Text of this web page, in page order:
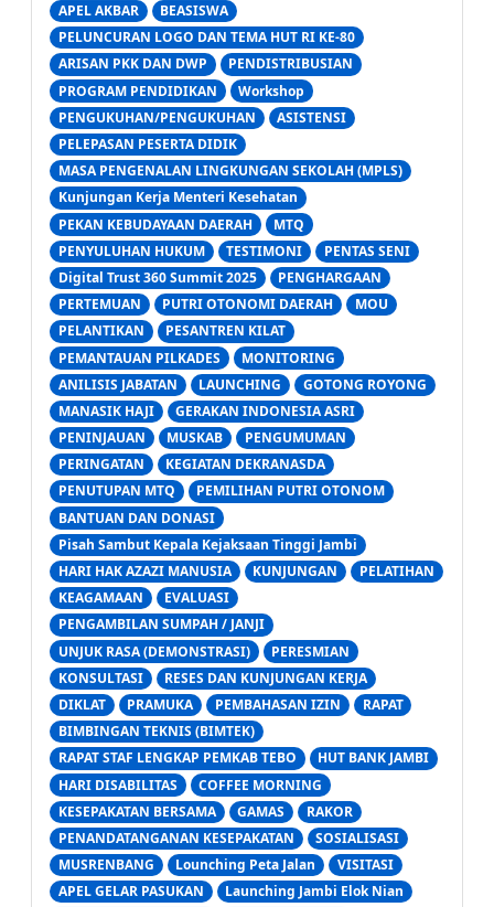
APEL AKBAR
BEASISWA
PELUNCURAN LOGO DAN TEMA HUT RI KE-80
ARISAN PKK DAN DWP
PENDISTRIBUSIAN
PROGRAM PENDIDIKAN
Workshop
PENGUKUHAN/PENGUKUHAN
ASISTENSI
PELEPASAN PESERTA DIDIK
MASA PENGENALAN LINGKUNGAN SEKOLAH (MPLS)
Kunjungan Kerja Menteri Kesehatan
PEKAN KEBUDAYAAN DAERAH
MTQ
PENYULUHAN HUKUM
TESTIMONI
PENTAS SENI
Digital Trust 360 Summit 2025
PENGHARGAAN
PERTEMUAN
PUTRI OTONOMI DAERAH
MOU
PELANTIKAN
PESANTREN KILAT
PEMANTAUAN PILKADES
MONITORING
ANILISIS JABATAN
LAUNCHING
GOTONG ROYONG
MANASIK HAJI
GERAKAN INDONESIA ASRI
PENINJAUAN
MUSKAB
PENGUMUMAN
PERINGATAN
KEGIATAN DEKRANASDA
PENUTUPAN MTQ
PEMILIHAN PUTRI OTONOM
BANTUAN DAN DONASI
Pisah Sambut Kepala Kejaksaan Tinggi Jambi
HARI HAK AZAZI MANUSIA
KUNJUNGAN
PELATIHAN
KEAGAMAAN
EVALUASI
PENGAMBILAN SUMPAH / JANJI
UNJUK RASA (DEMONSTRASI)
PERESMIAN
KONSULTASI
RESES DAN KUNJUNGAN KERJA
DIKLAT
PRAMUKA PEMBAHASAN IZIN
RAPAT
BIMBINGAN TEKNIS (BIMTEK)
RAPAT STAF LENGKAP PEMKAB TEBO
HUT BANK JAMBI
HARI DISABILITAS
COFFEE MORNING
KESEPAKATAN BERSAMA
GAMAS
RAKOR
PENANDATANGANAN KESEPAKATAN
SOSIALISASI
MUSRENBANG
Lounching Peta Jalan
VISITASI
APEL GELAR PASUKAN
Launching Jambi Elok Nian